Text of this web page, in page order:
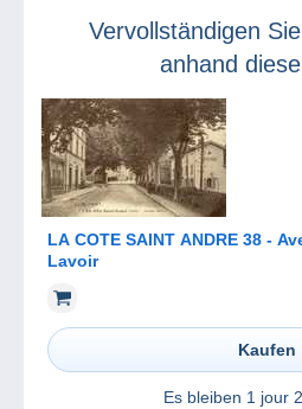
Vervollständigen
anhand
LA COTE SAINT ANDRE 38 -
Lavoir
Kaufen
Es bleiben 1 jour